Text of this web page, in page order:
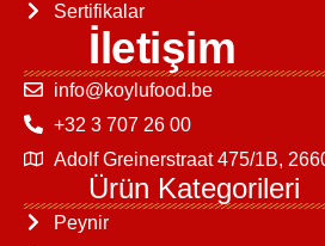
Sertifikalar
İletişim
info@koylufood.be
+32 3 707 26 00
Adolf Greinerstraat 475/1B,
Ürün Kategorileri
Peynir